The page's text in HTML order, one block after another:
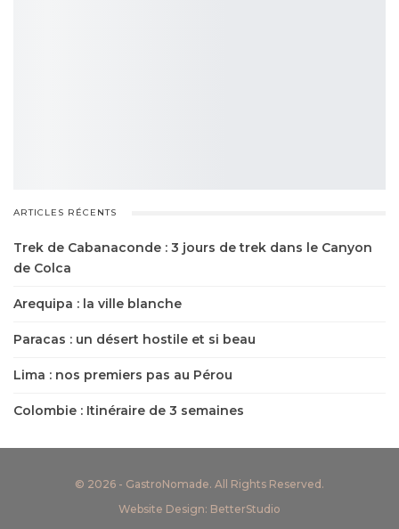
ARTICLES RÉCENTS
Trek de Cabanaconde : 3 jours de trek dans le Canyon
de Colca
Arequipa : la ville blanche
Paracas : un désert hostile et si beau
Lima : nos premiers pas au Pérou
Colombie : Itinéraire de 3 semaines
© 2026 - GastroNomade. All Rights Reserved.
Website Design: BetterStudio